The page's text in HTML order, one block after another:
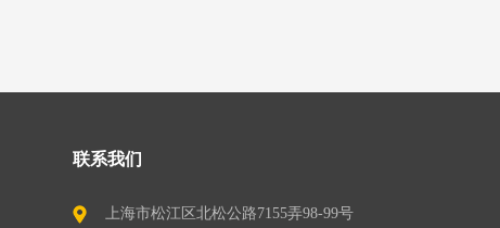
联系我们
上海市松江区北松公路7155弄98-99号